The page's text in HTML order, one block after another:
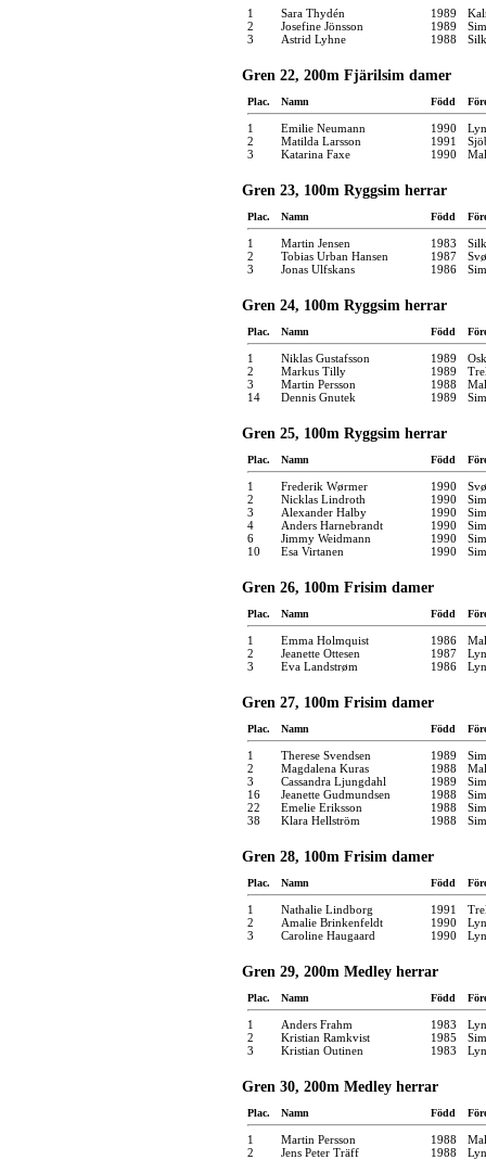
1 Sara Thydén 1989
2
Josefine Jönsson 1989
3
Astrid Lyhne 1988
Gren 22, 200m Fjärilsim damer
Plac. Namn Född
1 Emilie Neumann 1990
2
Matilda Larsson 1991
3
Katarina Faxe 1990
Gren 23, 100m Ryggsim herrar
Plac. Namn Född
1 Martin Jensen 1983
2
Tobias Urban Hansen 1987
3
Jonas Ulfskans 1986
Gren 24, 100m Ryggsim herrar
Plac. Namn Född
1 Niklas Gustafsson 1989
2
Markus Tilly 1989
3
Martin Persson 1988
14
Dennis Gnutek 1989
Gren 25, 100m Ryggsim herrar
Plac. Namn Född
1 Frederik Wørmer 1990
2
Nicklas Lindroth 1990
3
Alexander Halby 1990
4
Anders Harnebrandt 1990
6
Jimmy Weidmann 1990
10
Esa Virtanen 1990
Gren 26, 100m Frisim damer
Plac. Namn Född
1 Emma Holmquist 1986
2
Jeanette Ottesen 1987
3
Eva Landstrøm 1986
Gren 27, 100m Frisim damer
Plac. Namn Född
1 Therese Svendsen 1989
2
Magdalena Kuras 1988
3
Cassandra Ljungdahl 1989
16
Jeanette Gudmundsen 1988
22
Emelie Eriksson 1988
38
Klara Hellström 1988
Gren 28, 100m Frisim damer
Plac. Namn Född
1 Nathalie Lindborg 1991
2
Amalie Brinkenfeldt 1990
3
Caroline Haugaard 1990
Gren 29, 200m Medley herrar
Plac. Namn Född
1 Anders Frahm 1983
2
Kristian Ramkvist 1985
3
Kristian Outinen 1983
Gren 30, 200m Medley herrar
Plac. Namn Född
1 Martin Persson 1988
2
Jens Peter Träff 1988